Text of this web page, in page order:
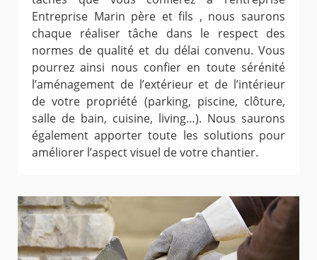
Entreprise Marin père et fils , nous saurons
chaque réaliser tâche dans le respect des
normes de qualité et du délai convenu. Vous
pourrez ainsi nous confier en toute sérénité
l’aménagement de l’extérieur et de l’intérieur
de votre propriété (parking, piscine, clôture,
salle de bain, cuisine, living…). Nous saurons
également apporter toute les solutions pour
améliorer l’aspect visuel de votre chantier.